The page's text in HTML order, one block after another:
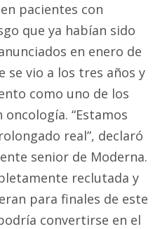
pacientes con
que ya habían sido
en enero de
se vio a los tres años y
como uno de los
“Estamos
real”, declaró
senior de Moderna.
reclutada y
para finales de este
convertirse en el